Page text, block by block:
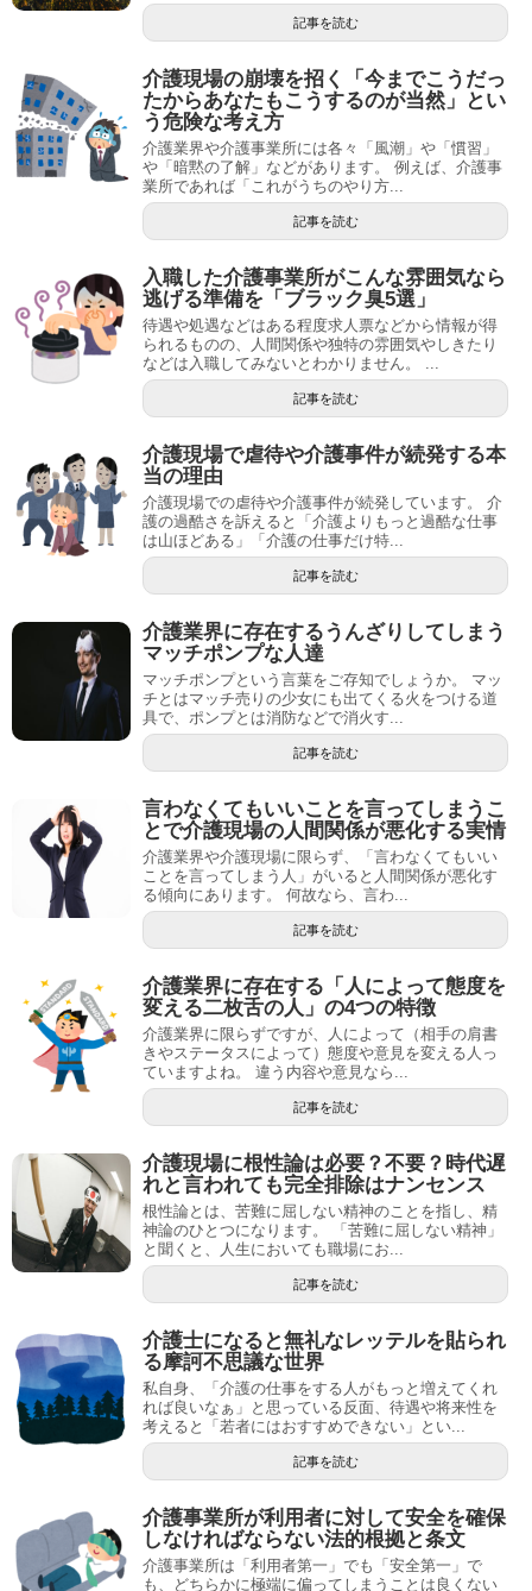
記事を読む
介護現場の崩壊を招く「今までこうだっ
たからあなたもこうするのが当然」とい
う危険な考え方
介護業界や介護事業所には各々「風潮」や「慣習」
や「暗黙の了解」などがあります。 例えば、介護事
業所であれば「これがうちのやり方...
記事を読む
入職した介護事業所がこんな雰囲気なら
逃げる準備を「ブラック臭5選」
待遇や処遇などはある程度求人票などから情報が得
られるものの、人間関係や独特の雰囲気やしきたり
などは入職してみないとわかりません。 ...
記事を読む
介護現場で虐待や介護事件が続発する本
当の理由
介護現場での虐待や介護事件が続発しています。 介
護の過酷さを訴えると「介護よりもっと過酷な仕事
は山ほどある」「介護の仕事だけ特...
記事を読む
介護業界に存在するうんざりしてしまう
マッチポンプな人達
マッチポンプという言葉をご存知でしょうか。 マッ
チとはマッチ売りの少女にも出てくる火をつける道
具で、ポンプとは消防などで消火す...
記事を読む
言わなくてもいいことを言ってしまうこ
とで介護現場の人間関係が悪化する実情
介護業界や介護現場に限らず、「言わなくてもいい
ことを言ってしまう人」がいると人間関係が悪化す
る傾向にあります。 何故なら、言わ...
記事を読む
介護業界に存在する「人によって態度を
変える二枚舌の人」の4つの特徴
介護業界に限らずですが、人によって（相手の肩書
きやステータスによって）態度や意見を変える人っ
ていますよね。 違う内容や意見なら...
記事を読む
介護現場に根性論は必要？不要？時代遅
れと言われても完全排除はナンセンス
根性論とは、苦難に屈しない精神のことを指し、精
神論のひとつになります。 「苦難に屈しない精神」
と聞くと、人生においても職場にお...
記事を読む
介護士になると無礼なレッテルを貼られ
る摩訶不思議な世界
私自身、「介護の仕事をする人がもっと増えてくれ
れば良いなぁ」と思っている反面、待遇や将来性を
考えると「若者にはおすすめできない」とい...
記事を読む
介護事業所が利用者に対して安全を確保
しなければならない法的根拠と条文
介護事業所は「利用者第一」でも「安全第一」で
も、どちらかに極端に偏ってしまうことは良くない